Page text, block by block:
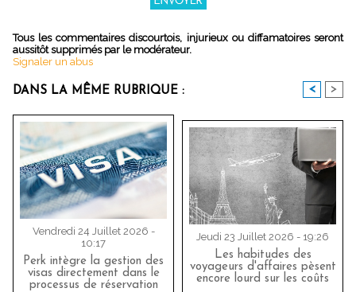
Tous les commentaires discourtois, injurieux ou diffamatoires seront
aussitôt supprimés par le modérateur.
Signaler un abus
DANS LA MÊME RUBRIQUE : < >
Vendredi 24 Juillet 2026 -
10:17
Perk intègre la gestion des
visas directement dans le
processus de réservation
Jeudi 23 Juillet 2026 - 19:26
Les habitudes des
voyageurs d'affaires pèsent
encore lourd sur les coûts